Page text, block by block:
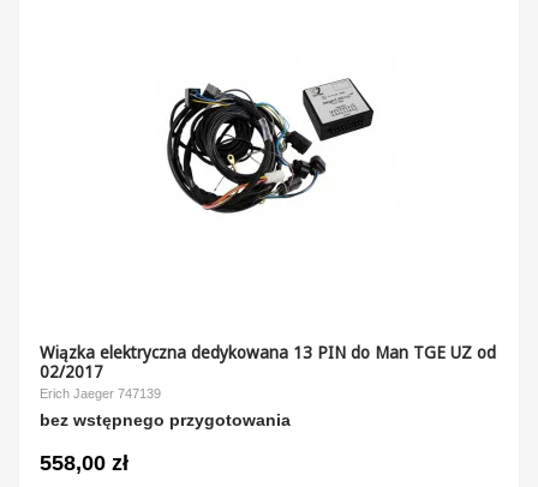
Wiązka elektryczna dedykowana 13 PIN do Man TGE UZ od
02/2017
Erich Jaeger 747139
bez wstępnego przygotowania
558,00 zł